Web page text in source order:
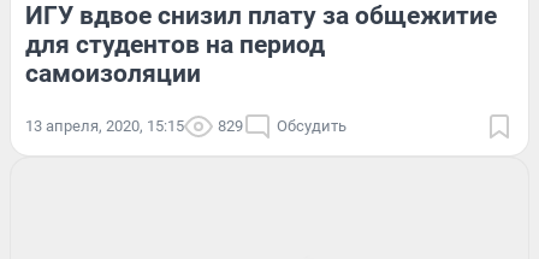
ИГУ вдвое снизил плату за общежитие
для студентов на период
самоизоляции
13 апреля, 2020, 15:15 829 Обсудить